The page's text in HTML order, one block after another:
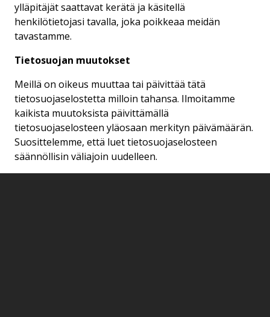
ylläpitäjät saattavat kerätä ja käsitellä
henkilötietojasi tavalla, joka poikkeaa meidän
tavastamme.
Tietosuojan muutokset
Meillä on oikeus muuttaa tai päivittää tätä
tietosuojaselostetta milloin tahansa. Ilmoitamme
kaikista muutoksista päivittämällä
tietosuojaselosteen yläosaan merkityn päivämäärän.
Suosittelemme, että luet tietosuojaselosteen
säännöllisin väliajoin uudelleen.